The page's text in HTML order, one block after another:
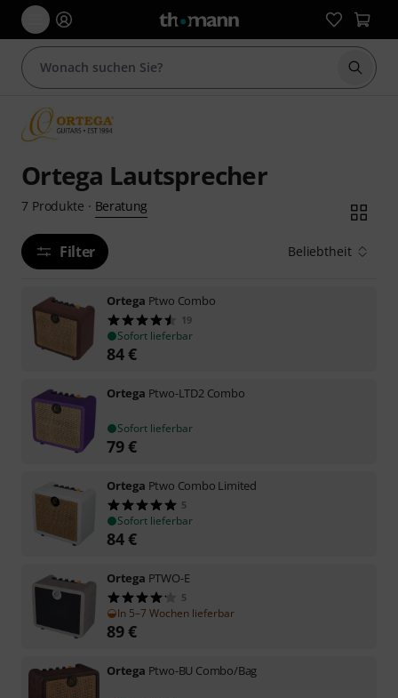
Suche
Ortega Lautsprecher
7 Produkte · Beratung
Filter Beliebtheit
Ortega Ptwo Combo
19
Sofort lieferbar
84€
Ortega Ptwo-LTD2 Combo
Sofort lieferbar
79€
Ortega Ptwo Combo Limited
5
Sofort lieferbar
84€
Ortega PTWO-E
5
In 5–7 Wochen lieferbar
89€
Ortega Ptwo-BU Combo/Bag